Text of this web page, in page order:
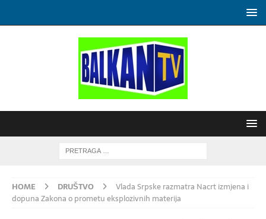
HOME DRUŠTVO
Vlada Srpske razmatra Nacrt izmjena i
dopuna Zakona o prometu eksplozivnih materija